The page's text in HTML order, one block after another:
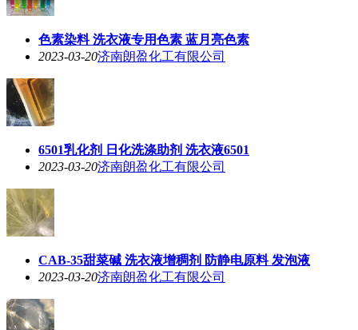
色素染料 洗衣液专用色素 蓝月亮色素
2023-03-20济南朗盈化工有限公司
6501乳化剂 日化洗涤助剂 洗衣液6501
2023-03-20济南朗盈化工有限公司
CAB-35甜菜碱 洗衣液增稠剂 防静电原料 发泡液
2023-03-20济南朗盈化工有限公司